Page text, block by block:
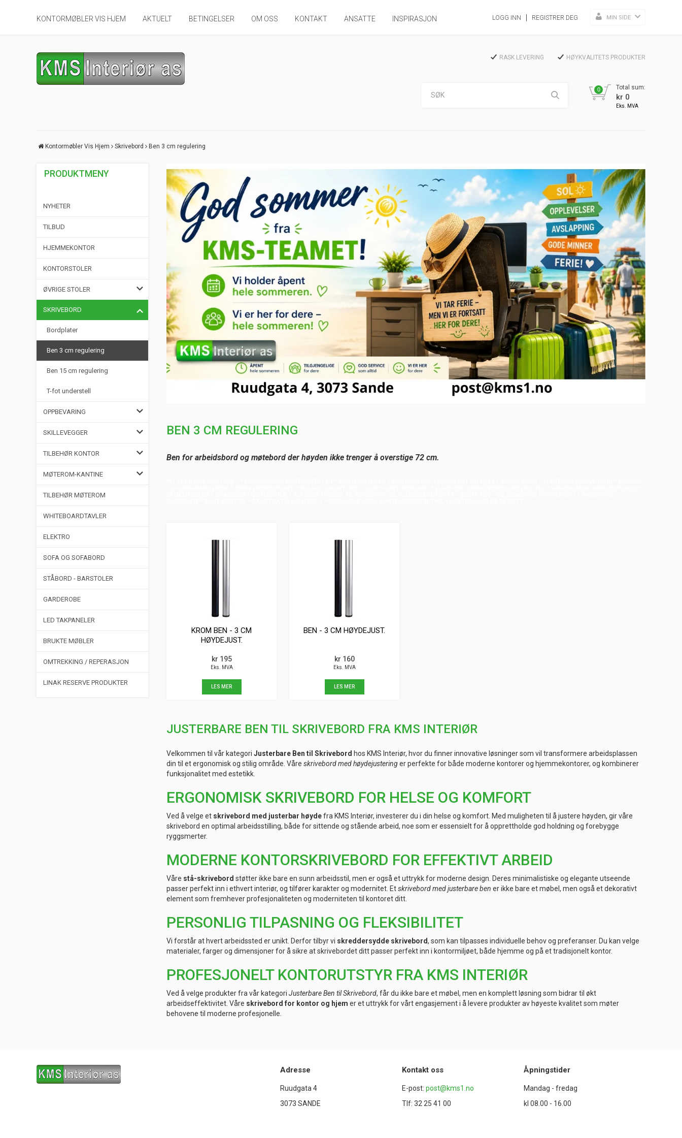
KONTORMØBLER VIS HJEM AKTUELT BETINGELSER OM OSS KONTAKT ANSATTE INSPIRASJON LOGG INN REGISTRER DEG MIN SIDE
RASK LEVERING HØYKVALITETS PRODUKTER
0 Total sum:
kr 0
Eks. MVA
Kontormøbler Vis Hjem Skrivebord Ben 3 cm regulering
PRODUKTMENY
NYHETER
TILBUD
HJEMMEKONTOR
KONTORSTOLER
ØVRIGE STOLER
SKRIVEBORD
Bordplater
Ben 3 cm regulering
Ben 15 cm regulering
T-fot understell
OPPBEVARING
SKILLEVEGGER
TILBEHØR KONTOR
MØTEROM-KANTINE
TILBEHØR MØTEROM
WHITEBOARDTAVLER
ELEKTRO
SOFA OG SOFABORD
STÅBORD - BARSTOLER
GARDEROBE
LED TAKPANELER
BRUKTE MØBLER
OMTREKKING / REPERASJON
LINAK RESERVE PRODUKTER
BEN 3 CM REGULERING
Ben for arbeidsbord og møtebord der høyden ikke trenger å overstige 72 cm.
KROM BEN - 3 CM
HØYDEJUST.
kr 195
Eks. MVA
LES MER
BEN - 3 CM HØYDEJUST.
kr 160
Eks. MVA
LES MER
JUSTERBARE BEN TIL SKRIVEBORD FRA KMS INTERIØR
Velkommen til vår kategori Justerbare Ben til Skrivebord hos KMS Interiør, hvor du finner innovative løsninger som vil transformere arbeidsplassen
din til et ergonomisk og stilig område. Våre skrivebord med høydejusteringer perfekte for både moderne kontorer og hjemmekontorer, og kombinerer
funksjonalitet med estetikk.
ERGONOMISK SKRIVEBORD FOR HELSE OG KOMFORT
Ved å velge et skrivebord med justerbar høydefra KMS Interiør, investerer du i din helse og komfort. Med muligheten til å justere høyden, gir våre
skrivebord en optimal arbeidsstilling, både for sittende og stående arbeid, noe som er essensielt for å opprettholde god holdning og forebygge
ryggsmerter.
MODERNE KONTORSKRIVEBORD FOR EFFEKTIVT ARBEID
Våre stå-skrivebord støtter ikke bare en sunn arbeidsstil, men er også et uttrykk for moderne design. Deres minimalistiske og elegante utseende
passer perfekt inn i ethvert interiør, og tilfører karakter og modernitet. Etskrivebord med justerbare ben er ikke bare et møbel, men også et dekorativt
element som fremhever profesjonaliteten og moderniteten til kontoret ditt.
PERSONLIG TILPASNING OG FLEKSIBILITET
Vi forstår at hvert arbeidssted er unikt. Derfor tilbyr vi skreddersydde skrivebord, som kan tilpasses individuelle behov og preferanser. Du kan velge
materialer, farger og dimensjoner for å sikre at skrivebordet ditt passer perfekt inn i kontormiljøet, både hjemme og på et tradisjonelt kontor.
PROFESJONELT KONTORUTSTYR FRA KMS INTERIØR
Ved å velge produkter fra vår kategori Justerbare Ben til Skrivebord, får du ikke bare et møbel, men en komplett løsning som bidrar til økt
arbeidseffektivitet. Våre skrivebord for kontor og hjem er et uttrykk for vårt engasjement i å levere produkter av høyeste kvalitet som møter
behovene til moderne profesjonelle.
Adresse
Ruudgata 4
3073 SANDE
Kontakt oss
E-post: post@kms1.no
Tlf: 32 25 41 00
Åpningstider
Mandag - fredag
kl 08.00 - 16.00